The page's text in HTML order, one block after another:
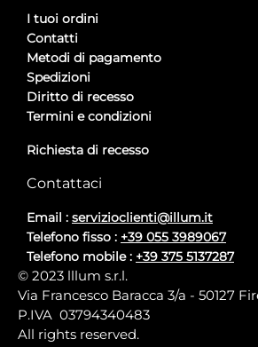
I tuoi ordini
Contatti
Metodi di pagamento
Spedizioni
Diritto di recesso
Termini e condizioni
Richiesta di recesso
Contattaci
Email : servizioclienti@illum.it
Telefono fisso : +39 055 3989067
Telefono mobile : +39 375 5137287
© 2023 lllum s.r.l.
Via Francesco Baracca 3/a - 50127
P.IVA 03794340483
All rights reserved.